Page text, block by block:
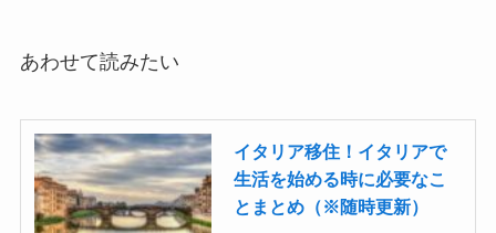
あわせて読みたい
イタリア移住！イタリアで
生活を始める時に必要なこ
とまとめ（※随時更新）